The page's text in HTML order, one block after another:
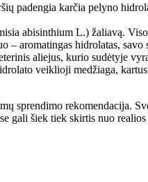
padengia karčia pelyno
abisinthium L.) žaliavą.
aromatingas hidrolatas,
aliejus, kurio sudėtyje
veiklioji medžiaga,
sprendimo rekomendacija.
gali šiek tiek skirtis nuo